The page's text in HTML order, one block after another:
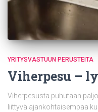
YRITYSVASTUUN PERUSTEITA
Viherpesu –
Viherpesusta puhutaan
liittyvä ajankohtaisempaa